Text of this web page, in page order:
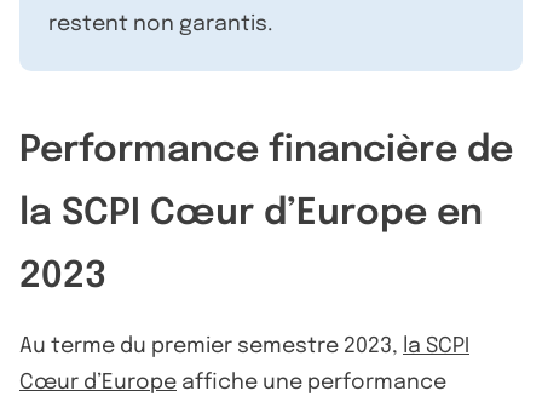
restent non garantis.
Performance financière de
la SCPI Cœur d’Europe en
2023
Au terme du premier semestre 2023, la SCPI
Cœur d’Europe affiche une performance